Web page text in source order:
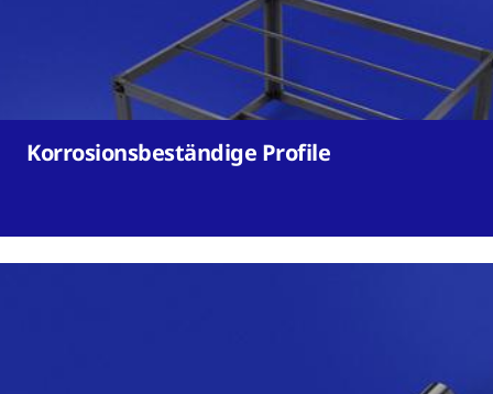
Korrosionsbeständige Profile